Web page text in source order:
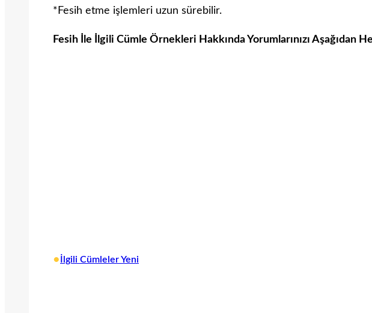
*Fesih etme işlemleri uzun sürebilir.
Fesih İle İlgili Cümle Örnekleri Hakkında Yorumlarınızı Aşağıdan
• İlgili Cümleler Yeni